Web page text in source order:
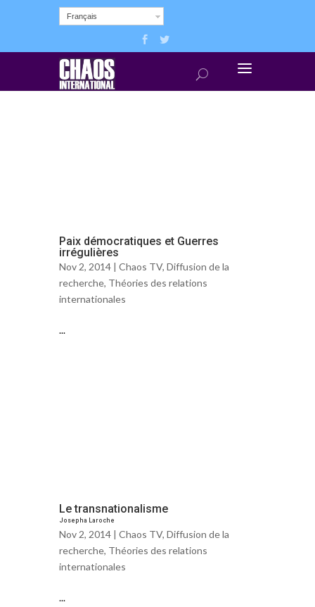
Français
Paix démocratiques et Guerres
irrégulières
Nov 2, 2014 | Chaos TV, Diffusion de la
recherche, Théories des relations
internationales
...
Le transnationalisme
Josepha Laroche
Nov 2, 2014 | Chaos TV, Diffusion de la
recherche, Théories des relations
internationales
...